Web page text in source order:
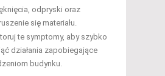
odpryski oraz
się materiału.
te symptomy, aby szybko
działania zapobiegające
budynku.